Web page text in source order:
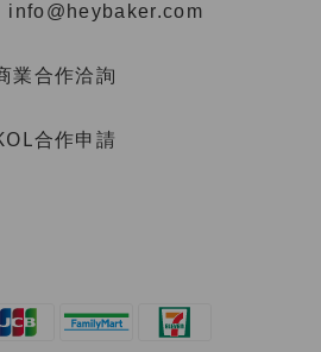
info@heybaker.com
業合作洽詢
合作申請